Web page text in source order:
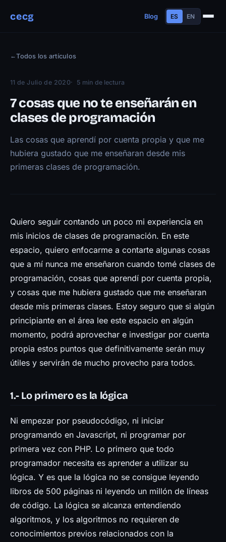
cecg Blog ES EN
Educación
Habilidades
Proyectos
Contacto
Blog
Prensa
←Todos los artículos
11 de Julio de 2020 5 min de lectura
7 cosas que no te enseñarán en
clases de programación
Las cosas que aprendí por cuenta propia y que me
hubiera gustado que me enseñaran desde mis
primeras clases de programación.
Quiero seguir contando un poco mi experiencia en
mis inicios de clases de programación. En este
espacio, quiero enfocarme a contarte algunas cosas
que a mí nunca me enseñaron cuando tomé clases de
programación, cosas que aprendí por cuenta propia,
y cosas que me hubiera gustado que me enseñaran
desde mis primeras clases. Estoy seguro que si algún
principiante en el área lee este espacio en algún
momento, podrá aprovechar e investigar por cuenta
propia estos puntos que definitivamente serán muy
útiles y servirán de mucho provecho para todos.
1.- Lo primero es la lógica
Ni empezar por pseudocódigo, ni iniciar
programando en Javascript, ni programar por
primera vez con PHP. Lo primero que todo
programador necesita es aprender a utilizar su
lógica. Y es que la lógica no se consigue leyendo
libros de 500 páginas ni leyendo un millón de líneas
de código. La lógica se alcanza entendiendo
algoritmos, y los algoritmos no requieren de
conocimientos previos relacionados con la